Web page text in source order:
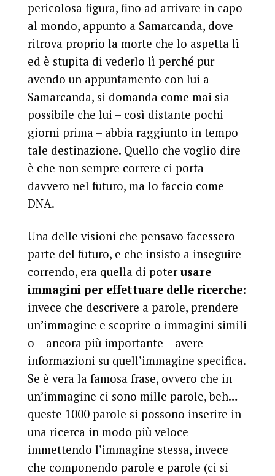
pericolosa figura, fino ad arrivare in capo
al mondo, appunto a Samarcanda, dove
ritrova proprio la morte che lo aspetta lì
ed è stupita di vederlo lì perché pur
avendo un appuntamento con lui a
Samarcanda, si domanda come mai sia
possibile che lui – così distante pochi
giorni prima – abbia raggiunto in tempo
tale destinazione. Quello che voglio dire
è che non sempre correre ci porta
davvero nel futuro, ma lo faccio come
DNA.
Una delle visioni che pensavo facessero
parte del futuro, e che insisto a inseguire
correndo, era quella di poterusare
immagini per effettuare delle ricerche:
invece che descrivere a parole, prendere
un’immagine e scoprire o immagini simili
o – ancora più importante – avere
informazioni su quell’immagine specifica.
Se è vera la famosa frase, ovvero che in
un’immagine ci sono mille parole, beh…
queste 1000 parole si possono inserire in
una ricerca in modo più veloce
immettendo l’immagine stessa, invece
che componendo parole e parole (ci si